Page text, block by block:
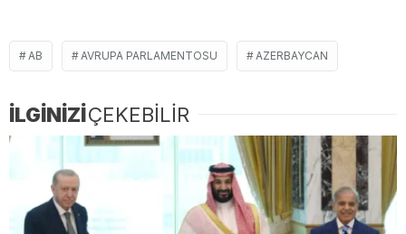
AB AVRUPA PARLAMENTOSU AZERBAYCAN
İLGİNİZİÇEKEBİLİR